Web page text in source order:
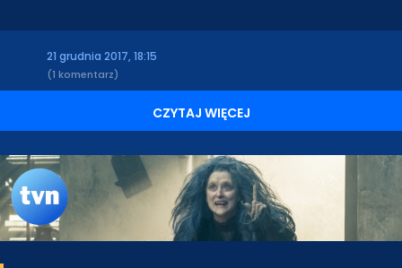
21 grudnia 2017, 18:15
(1 komentarz)
CZYTAJ WIĘCEJ